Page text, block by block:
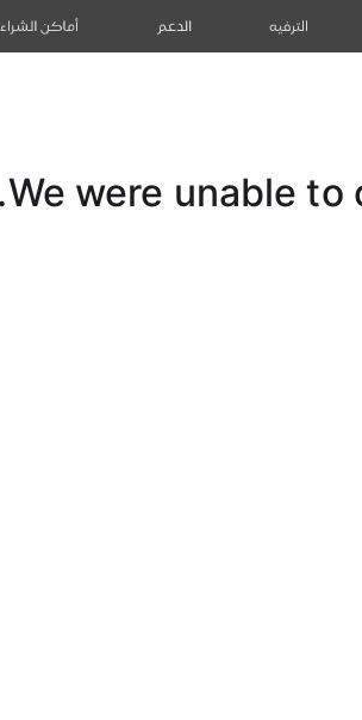
الترفيه الدعم أماكن الشراء
We were unable to